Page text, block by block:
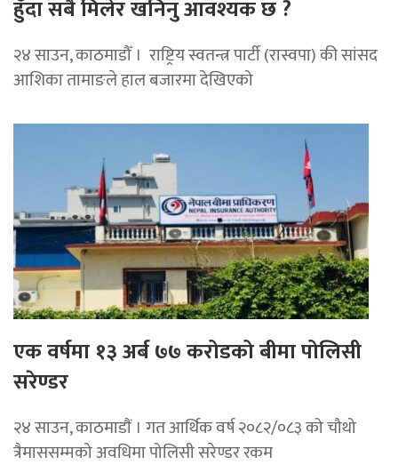
हुँदा सबै मिलेर खनिनु आवश्यक छ ?
२४ साउन, काठमाडौँ । राष्ट्रिय स्वतन्त्र पार्टी (रास्वपा) की सांसद
आशिका तामाङले हाल बजारमा देखिएको
एक वर्षमा १३ अर्ब ७७ करोडको बीमा पोलिसी
सरेण्डर
२४ साउन, काठमाडाैं । गत आर्थिक वर्ष २०८२/०८३ को चौथो
त्रैमाससम्मको अवधिमा पोलिसी सरेण्डर रकम